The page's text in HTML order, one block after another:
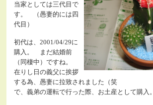
当家としては三代目で
す。 （愚妻的には四
代目）
初代は、2001/04/29に
購入。 まだ結婚前
（同棲中）ですね。
在りし日の義父に挨拶
する為、愚妻に拉致されました（笑
で、義弟の運転で行った際、お土産として購入。